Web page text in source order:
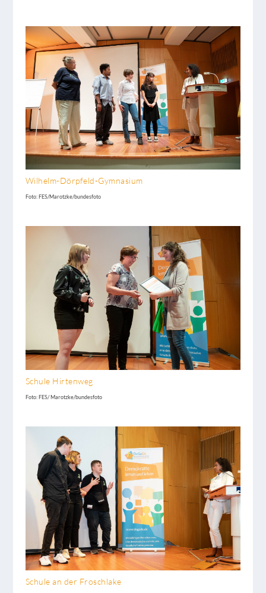
Wilhelm-Dörpfeld-Gymnasium
Foto: FES/Marotzke/bundesfoto
Schule Hirtenweg
Foto: FES/ Marotzke/bundesfoto
Schule an der Froschlake